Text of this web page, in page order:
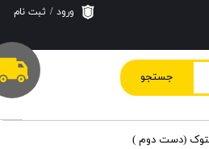
جستجو
ورود / ثبت نام
تغییر گذر واژه
سفارشات
خروج از حساب
(دست دوم )